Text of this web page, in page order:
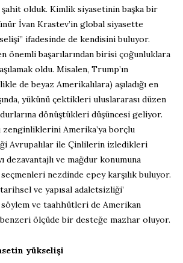
olduk. Kimlik siyasetinin başka bir
İvan Krastev’in global siyasette
ifadesinde de kendisini buluyor.
önemli başarılarından birisi çoğunluklara
oldu. Misalen, Trump’ın
de beyaz Amerikalılara) aşıladığı en
yükünü çektikleri uluslararası düzen
dönüştükleri düşüncesi geliyor.
zenginliklerini Amerika’ya borçlu
Avrupalılar ile Çinlilerin izledikleri
dezavantajlı ve mağdur konumuna
nezdinde epey karşılık buluyor.
ve yapısal adaletsizliği’
ve taahhütleri de Amerikan
ölçüde bir desteğe mazhar oluyor.
yükselişi